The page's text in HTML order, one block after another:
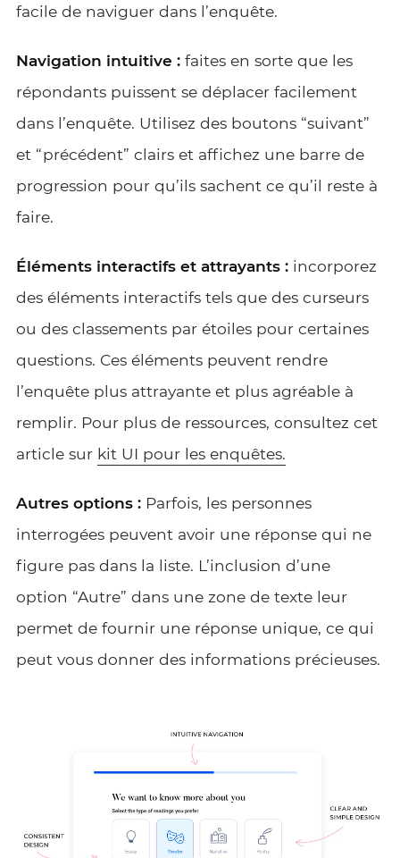
facile de naviguer dans l’enquête.
Navigation intuitive :faites en sorte que les
répondants puissent se déplacer facilement
dans l’enquête. Utilisez des boutons “suivant”
et “précédent” clairs et affichez une barre de
progression pour qu’ils sachent ce qu’il reste à
faire.
Éléments interactifs et attrayants : incorporez
des éléments interactifs tels que des curseurs
ou des classements par étoiles pour certaines
questions. Ces éléments peuvent rendre
l’enquête plus attrayante et plus agréable à
remplir. Pour plus de ressources, consultez cet
article sur kit UI pour les enquêtes.
Autres options :Parfois, les personnes
interrogées peuvent avoir une réponse qui ne
figure pas dans la liste. L’inclusion d’une
option “Autre” dans une zone de texte leur
permet de fournir une réponse unique, ce qui
peut vous donner des informations précieuses.